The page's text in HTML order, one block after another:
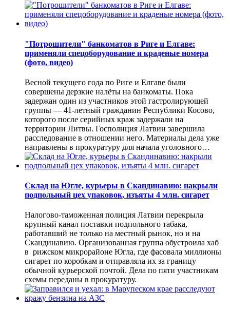
"Потрошители" банкоматов в Риге и Елгаве:
применяли спецоборудование и краденые номера
(фото, видео)
Весной текущего года по Риге и Елгаве были
совершены дерзкие налёты на банкоматы. Пока
задержан один из участников этой гастролирующей
группы — 41-летный гражданин Республики Косово,
которого после серийных краж задержали на
территории Литвы. Госполиция Латвии завершила
расследование в отношении него. Материалы дела уже
направлены в прокуратуру для начала уголовного…
Склад на Югле, курьеры в Скандинавию: накрыли
подпольный цех упаковок, изъяты 4 млн. сигарет
Налогово-таможенная полиция Латвии перекрыла
крупный канал поставки подпольного табака,
работавший не только на местный рынок, но и на
Скандинавию. Организованная группа обустроила хаб
в рижском микрорайоне Югла, где фасовала миллионы
сигарет по коробкам и отправляла их за границу
обычной курьерской почтой. Дела по пяти участникам
схемы переданы в прокуратуру.